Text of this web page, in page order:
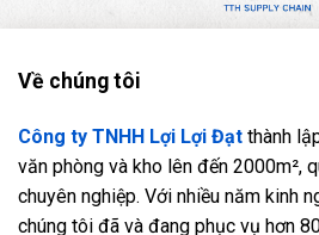
Về chúng tôi
Công ty TNHH Lợi Lợi Đạt thành
văn phòng và kho lên đến 2000m²,
chuyên nghiệp. Với nhiều năm kinh
chúng tôi đã và đang phục vụ hơn